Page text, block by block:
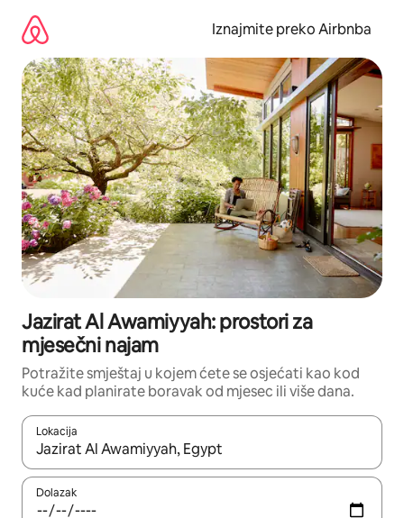
sadržaj
Iznajmite preko Airbnba
Jazirat Al Awamiyyah: prostori za
mjesečni najam
Potražite smještaj u kojem ćete se osjećati kao kod
kuće kad planirate boravak od mjesec ili više dana.
Lokacija
Kada budu dostupni rezultati, moći ćete ih pregledati
Dolazak